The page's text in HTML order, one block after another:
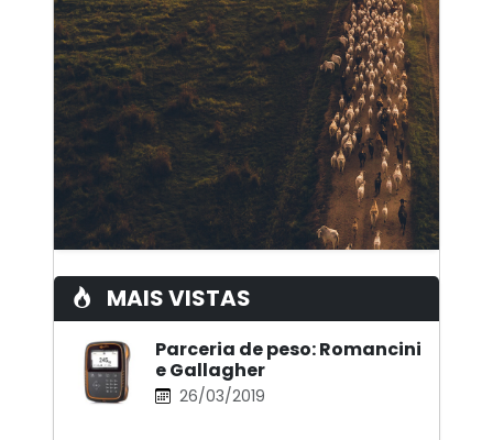
MAIS VISTAS
Parceria de peso: Romancini
e Gallagher
26/03/2019